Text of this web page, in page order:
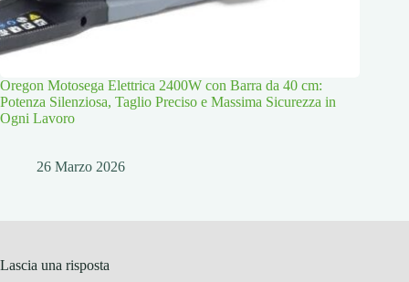
Oregon Motosega Elettrica 2400W con Barra da 40 cm:
Potenza Silenziosa, Taglio Preciso e Massima Sicurezza in
Ogni Lavoro
26 Marzo 2026
Lascia una risposta